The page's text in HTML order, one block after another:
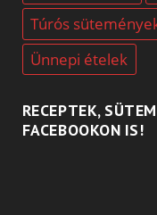
Túrós
Ünnepi ételek
RECEPTEK,
FACEBOOKON IS!